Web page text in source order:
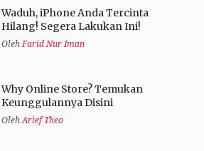
Waduh, iPhone Anda Tercinta
Hilang! Segera Lakukan Ini!
OlehFarid Nur Iman
Why Online Store? Temukan
Keunggulannya Disini
OlehArief Theo